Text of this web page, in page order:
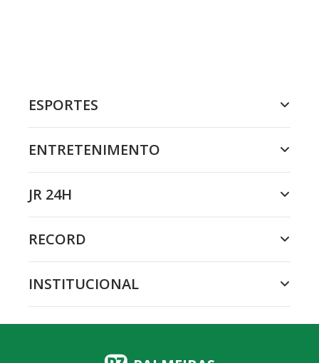
ESPORTES
ENTRETENIMENTO
JR 24H
RECORD
INSTITUCIONAL